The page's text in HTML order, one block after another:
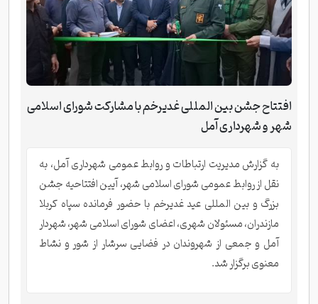
افتتاح جشن بین المللی غدیرخم با مشارکت شورای اسلامی
شهر و شهرداری آمل
به گزارش مدیریت ارتباطات و روابط عمومی شهرداری آمل، به
نقل از روابط عمومی شورای اسلامی شهر، آیین افتتاحیه جشن
بزرگ و بین المللی عید غدیرخم با حضور فرمانده سپاه کربلا
مازندران، مسئولان شهری، اعضای شورای اسلامی شهر، شهردار
آمل و جمعی از شهروندان در فضایی سرشار از شور و نشاط
معنوی برگزار شد.